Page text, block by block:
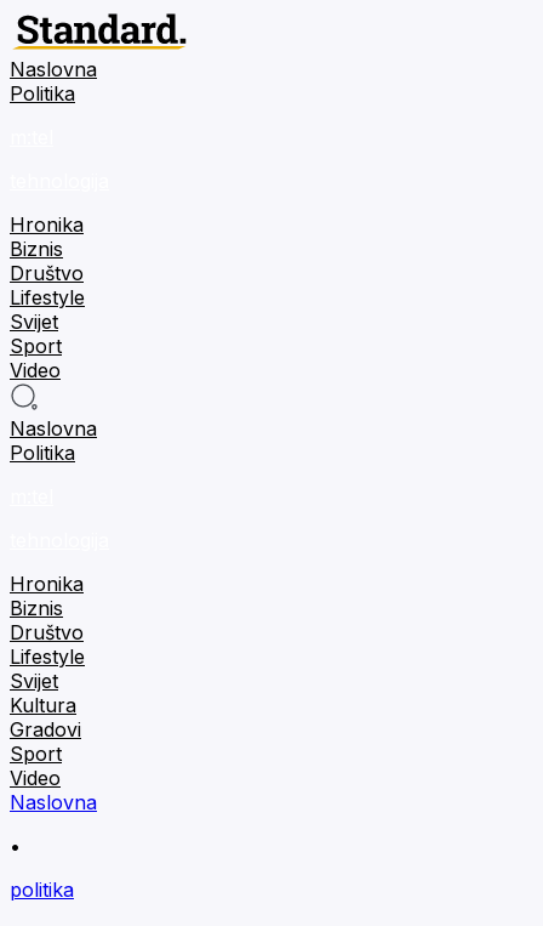
Naslovna
Politika
Hronika
Biznis
Društvo
Lifestyle
Svijet
Sport
Video
Naslovna
Politika
Hronika
Biznis
Društvo
Lifestyle
Svijet
Kultura
Gradovi
Sport
Video
Naslovna
•
politika